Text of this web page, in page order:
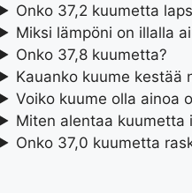
Onko 37,2 kuumetta
Miksi lämpöni on illalla
Onko 37,8 kuumetta?
Kauanko kuume kestää
Voiko kuume olla ainoa
Miten alentaa kuumetta
Onko 37,0 kuumetta